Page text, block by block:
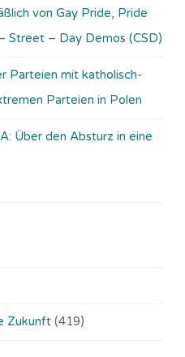
von Gay Pride, Pride
Street – Day Demos (CSD)
Parteien mit katholisch-
Parteien in Polen
Über den Absturz in eine
Zukunft (419)